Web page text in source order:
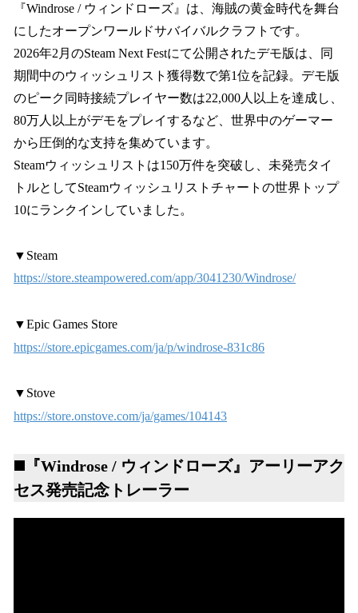
『Windrose / ウィンドローズ』は、海賊の黄金時代を舞台
にしたオープンワールドサバイバルクラフトです。
2026年2月のSteam Next Festにて公開されたデモ版は、同
期間中のウィッシュリスト獲得数で第1位を記録。デモ版
のピーク同時接続プレイヤー数は22,000人以上を達成し、
80万人以上がデモをプレイするなど、世界中のゲーマー
から圧倒的な支持を集めています。
Steamウィッシュリストは150万件を突破し、未発売タイ
トルとしてSteamウィッシュリストチャートの世界トップ
10にランクインしていました。
▼Steam
https://store.steampowered.com/app/3041230/Windrose/
▼Epic Games Store
https://store.epicgames.com/ja/p/windrose-831c86
▼Stove
https://store.onstove.com/ja/games/104143
◼️ 『Windrose / ウィンドローズ』アーリーアク
セス発売記念トレーラー